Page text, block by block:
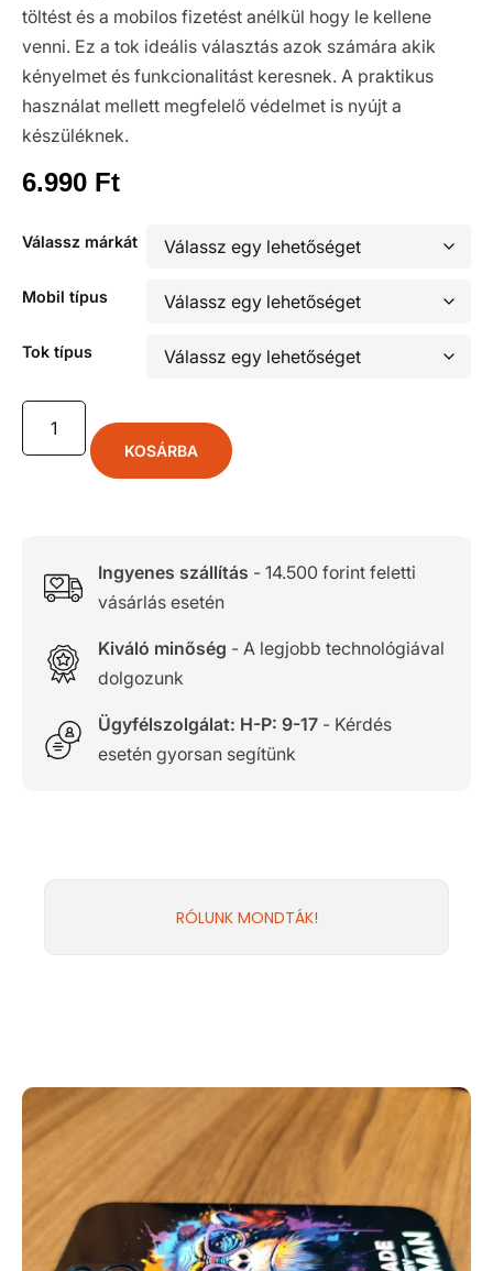
töltést és a mobilos fizetést anélkül hogy le kellene
venni. Ez a tok ideális választás azok számára akik
kényelmet és funkcionalitást keresnek. A praktikus
használat mellett megfelelő védelmet is nyújt a
készüléknek.
6.990 Ft
Válassz márkát
Mobil típus
Tok típus
KOSÁRBA
Ingyenes szállítás - 14.500 forint feletti
vásárlás esetén
Kiváló minőség - A legjobb technológiával
dolgozunk
Ügyfélszolgálat: H-P: 9-17- Kérdés
esetén gyorsan segítünk
RÓLUNK MONDTÁK!